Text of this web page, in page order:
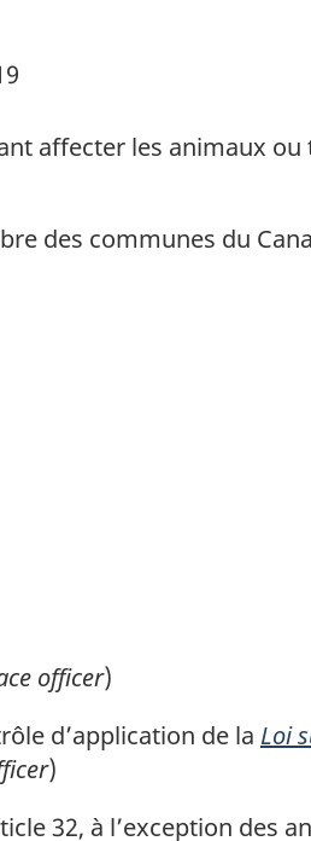
affecter les animaux
des communes du
officer)
d’application de la Loi
)
32, à l’exception des